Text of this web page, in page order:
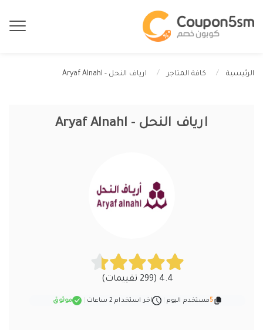
الرئيسية كافة المتاجر ارياف النحل - Aryaf Alnahl
ارياف النحل - Aryaf Alnahl
4.4 (299 تقييمات)
5مستخدم اليوم اخر استخدام 2 ساعات موثوق